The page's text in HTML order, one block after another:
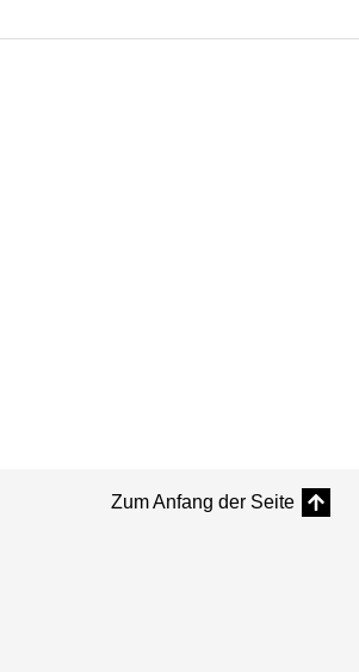
Zum Anfang der Seite